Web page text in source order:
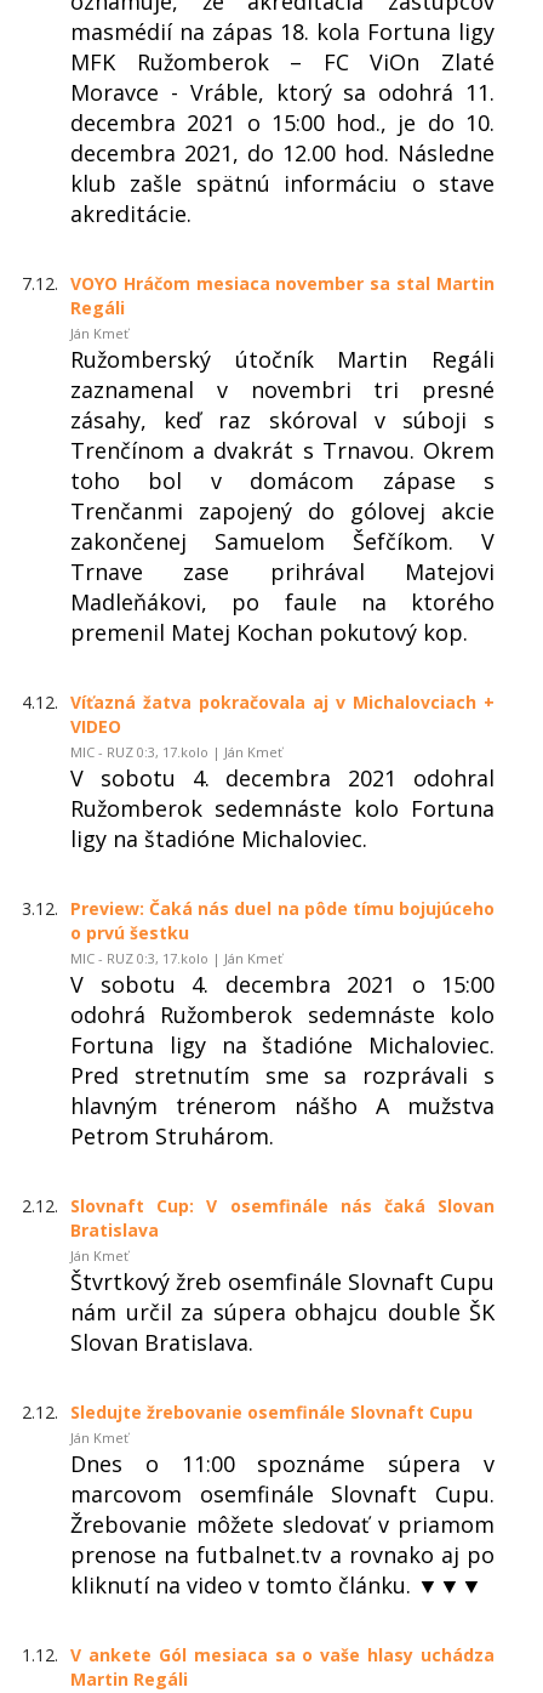
masmédií na zápas 18. kola Fortuna ligy
MFK Ružomberok – FC ViOn Zlaté
Moravce - Vráble, ktorý sa odohrá 11.
decembra 2021 o 15:00 hod., je do 10.
decembra 2021, do 12.00 hod. Následne
klub zašle spätnú informáciu o stave
akreditácie.
7.12. VOYO Hráčom mesiaca november sa stal Martin
Regáli
Ján Kmeť
Ružomberský útočník Martin Regáli
zaznamenal v novembri tri presné
zásahy, keď raz skóroval v súboji s
Trenčínom a dvakrát s Trnavou. Okrem
toho bol v domácom zápase s
Trenčanmi zapojený do gólovej akcie
zakončenej Samuelom Šefčíkom. V
Trnave zase prihrával Matejovi
Madleňákovi, po faule na ktorého
premenil Matej Kochan pokutový kop.
4.12. Víťazná žatva pokračovala aj v Michalovciach +
VIDEO
MIC - RUZ 0:3, 17.kolo | Ján Kmeť
V sobotu 4. decembra 2021 odohral
Ružomberok sedemnáste kolo Fortuna
ligy na štadióne Michaloviec.
3.12.
Preview: Čaká nás duel na pôde tímu bojujúceho
o prvú šestku
MIC - RUZ 0:3, 17.kolo | Ján Kmeť
V sobotu 4. decembra 2021 o 15:00
odohrá Ružomberok sedemnáste kolo
Fortuna ligy na štadióne Michaloviec.
Pred stretnutím sme sa rozprávali s
hlavným trénerom nášho A mužstva
Petrom Struhárom.
2.12.
Slovnaft Cup: V osemfinále nás čaká Slovan
Bratislava
Ján Kmeť
Štvrtkový žreb osemfinále Slovnaft Cupu
nám určil za súpera obhajcu double ŠK
Slovan Bratislava.
2.12. Sledujte žrebovanie osemfinále Slovnaft Cupu
Ján Kmeť
Dnes o 11:00 spoznáme súpera v
marcovom osemfinále Slovnaft Cupu.
Žrebovanie môžete sledovať v priamom
prenose na futbalnet.tv a rovnako aj po
kliknutí na video v tomto článku. ▼▼▼
1.12. V ankete Gól mesiaca sa o vaše hlasy uchádza
Martin Regáli